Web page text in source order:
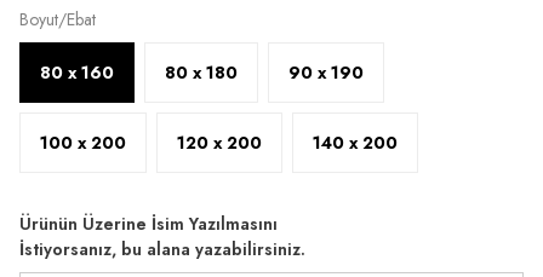
Boyut/Ebat
80 x 160 80 x 180 90 x 190
100 x 200 120 x 200 140 x 200
Ürünün Üzerine İsim Yazılmasını
İstiyorsanız, bu alana yazabilirsiniz.